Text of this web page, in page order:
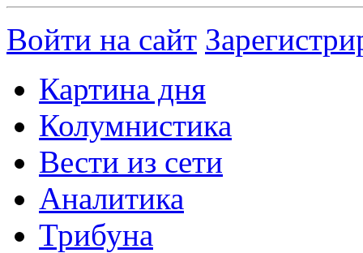
Войти на сайт
Картина дня
Колумнистика
Вести из сети
Аналитика
Трибуна